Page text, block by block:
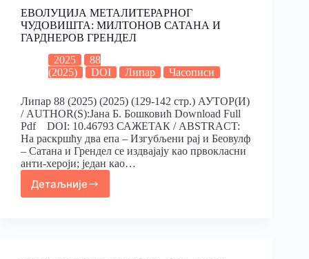
ЕВОЛУЦИЈА МЕТАЛИТЕРАРНОГ
ЧУДОВИШТА: МИЛТОНОВ САТАНА И
ГАРДНЕРОВ ГРЕНДЕЛ
2025
88
(2025)
DOI Липар Часописи
Липар 88 (2025) (2025) (129-142 стр.) АУТОР(И)
/ AUTHOR(S):Јана Б. Бошковић Download Full
Pdf DOI: 10.46793 САЖЕТАК / ABSTRACT:
На раскршћу два епа – Изгубљени рај и Беовулф
– Сатана и Грендел се издвајају као првокласни
анти-хероји; један као…
Детаљније